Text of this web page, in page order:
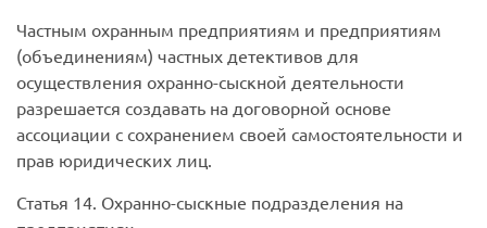
Частным охранным предприятиям и предприятиям
(объединениям) частных детективов для
осуществления охранно-сыскной деятельности
разрешается создавать на договорной основе
ассоциации с сохранением своей самостоятельности и
прав юридических лиц.
Статья 14. Охранно-сыскные подразделения на